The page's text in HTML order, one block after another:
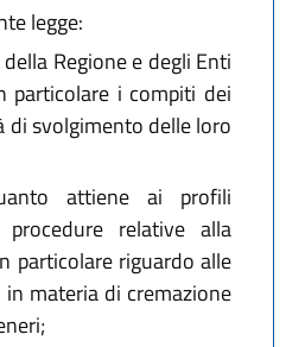
legge:
Regione e degli Enti
particolare i compiti dei
di svolgimento delle loro
attiene ai profili
relative alla
particolare riguardo alle
materia di cremazione